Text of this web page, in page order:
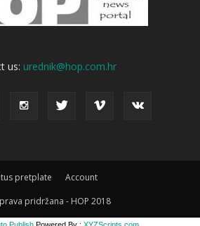
us: urednik@hop.com.hr
pretplate
Account
pridržana - HOP 2018